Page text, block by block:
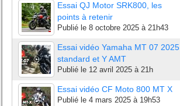
Essai QJ Motor SRK800, les
points à retenir
Publié le 8 octobre 2025 à 21h43
Essai vidéo Yamaha MT 07 2025
standard et Y AMT
Publié le 12 avril 2025 à 21h
Essai vidéo CF Moto 800 MT X
Publié le 4 mars 2025 à 19h53